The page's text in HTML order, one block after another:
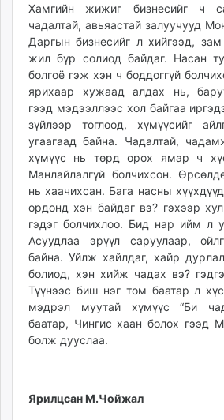
Хамгийн жижиг бизнесийг ч
чадалтай, авьяастай залуучууд
Даргын бизнесийг л хийгээд,
жил бүр солиод байдаг. Насан
болгоё гэж хэн ч боддоггүй
ярихаар хужаад алдах нь,
гээд мэдээллээс хол байгаа
зүйлээр тоглоод, хүмүүсийг
угаагаад байна. Чадалтай,
хүмүүс нь төрд орох ямар ч
Манлайлалгүй болчихсон.
нь хаачихсан. Бага насны
ордонд хэн байдаг вэ? гэхээр
гэдэг болчихлоо. Бид нар ийм л
Асуудлаа эрүүл саруулаар,
байна. Уйлж хайлдаг, хайр
болиод, хэн хийж чадах вэ?
Түүнээс биш нэг том баатар л
мэдрэл муутай хүмүүс “Би
баатар, Чингис хаан болох гээд
болж дууслаа.
Ярилцсан М.Чойжал